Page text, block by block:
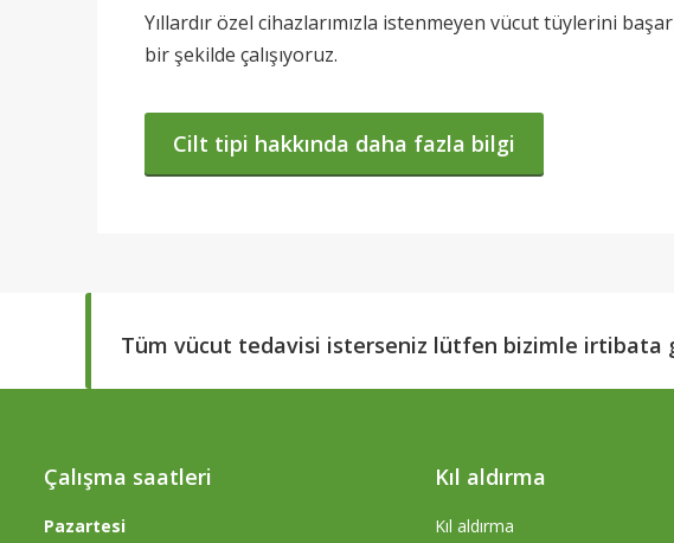
Yıllardır özel cihazlarımızla istenmeyen vücut tüylerini
bir şekilde çalışıyoruz.
Cilt tipi hakkında daha fazla bilgi
Tüm vücut tedavisi isterseniz lütfen bizimle irtibata
Çalışma saatleri
Pazartesi
Kıl aldırma
Kıl aldırma